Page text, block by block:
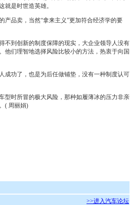
就是时世造英雄。
品卖，当然“拿来主义”更加符合经济学的要
到创新的制度保障的现实，大企业领导人没有
他们理智地选择风险比较小的方法，热衷于向国
功了，也是为后任做铺垫，没有一种制度认可
时所冒的极大风险，那种如履薄冰的压力非亲
( 周丽娟)
>>进入汽车论坛